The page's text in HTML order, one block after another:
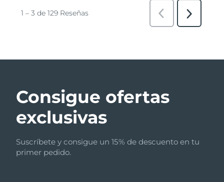
Consigue ofertas
exclusivas
Suscríbete y consigue un 15% de descuento en tu
primer pedido.